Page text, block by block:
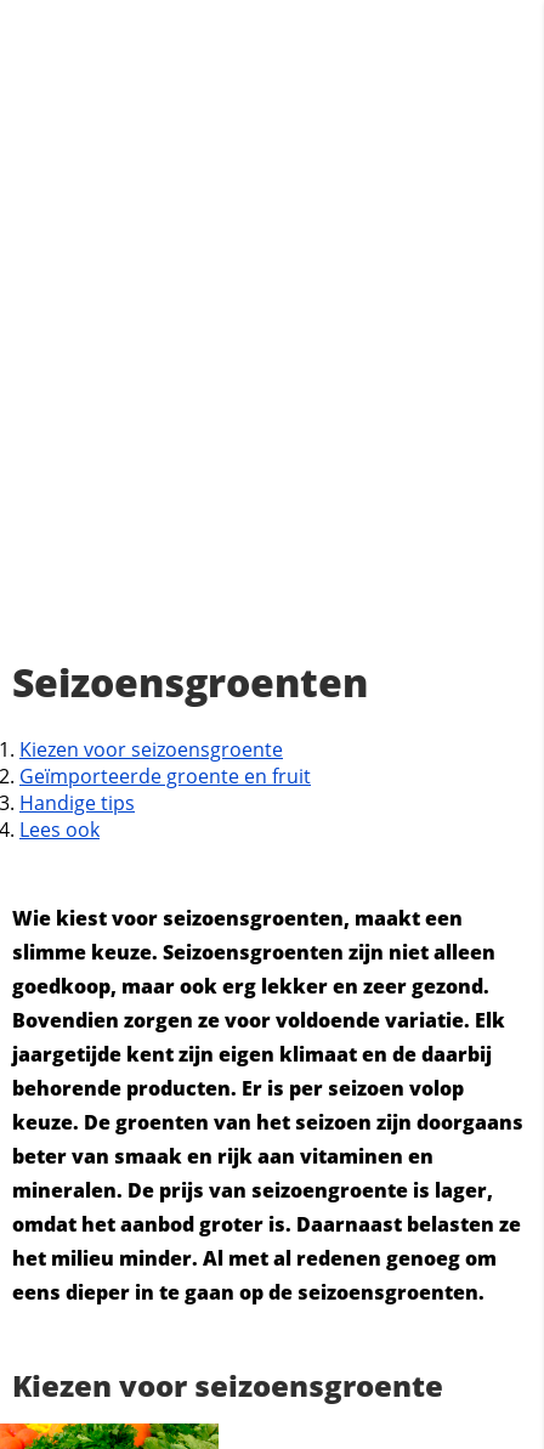
Seizoensgroenten
Kiezen voor seizoensgroente
Geïmporteerde groente en fruit
Handige tips
Lees ook
Wie kiest voor seizoensgroenten, maakt een
slimme keuze. Seizoensgroenten zijn niet alleen
goedkoop, maar ook erg lekker en zeer gezond.
Bovendien zorgen ze voor voldoende variatie. Elk
jaargetijde kent zijn eigen klimaat en de daarbij
behorende producten. Er is per seizoen volop
keuze. De groenten van het seizoen zijn doorgaans
beter van smaak en rijk aan vitaminen en
mineralen. De prijs van seizoengroente is lager,
omdat het aanbod groter is. Daarnaast belasten ze
het milieu minder. Al met al redenen genoeg om
eens dieper in te gaan op de seizoensgroenten.
Kiezen voor seizoensgroente